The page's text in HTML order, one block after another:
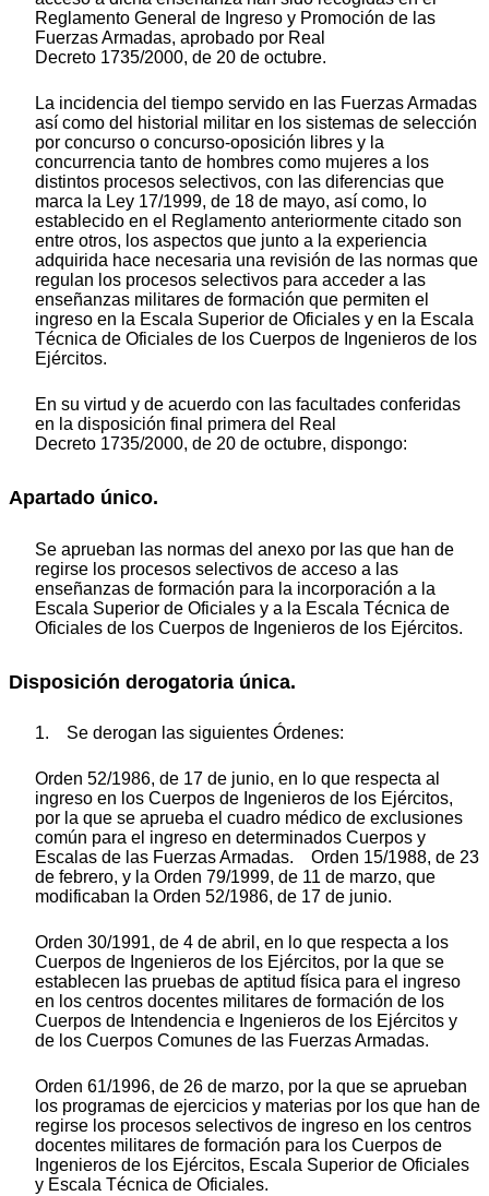
Reglamento General de Ingreso y Promoción de las
Fuerzas Armadas, aprobado por Real
Decreto 1735/2000, de 20 de octubre.
La incidencia del tiempo servido en las Fuerzas Armadas
así como del historial militar en los sistemas de selección
por concurso o concurso-oposición libres y la
concurrencia tanto de hombres como mujeres a los
distintos procesos selectivos, con las diferencias que
marca la Ley 17/1999, de 18 de mayo, así como, lo
establecido en el Reglamento anteriormente citado son
entre otros, los aspectos que junto a la experiencia
adquirida hace necesaria una revisión de las normas que
regulan los procesos selectivos para acceder a las
enseñanzas militares de formación que permiten el
ingreso en la Escala Superior de Oficiales y en la Escala
Técnica de Oficiales de los Cuerpos de Ingenieros de los
Ejércitos.
En su virtud y de acuerdo con las facultades conferidas
en la disposición final primera del Real
Decreto 1735/2000, de 20 de octubre, dispongo:
Apartado único.
Se aprueban las normas del anexo por las que han de
regirse los procesos selectivos de acceso a las
enseñanzas de formación para la incorporación a la
Escala Superior de Oficiales y a la Escala Técnica de
Oficiales de los Cuerpos de Ingenieros de los Ejércitos.
Disposición derogatoria única.
1. Se derogan las siguientes Órdenes:
Orden 52/1986, de 17 de junio, en lo que respecta al
ingreso en los Cuerpos de Ingenieros de los Ejércitos,
por la que se aprueba el cuadro médico de exclusiones
común para el ingreso en determinados Cuerpos y
Escalas de las Fuerzas Armadas. Orden 15/1988, de 23
de febrero, y la Orden 79/1999, de 11 de marzo, que
modificaban la Orden 52/1986, de 17 de junio.
Orden 30/1991, de 4 de abril, en lo que respecta a los
Cuerpos de Ingenieros de los Ejércitos, por la que se
establecen las pruebas de aptitud física para el ingreso
en los centros docentes militares de formación de los
Cuerpos de Intendencia e Ingenieros de los Ejércitos y
de los Cuerpos Comunes de las Fuerzas Armadas.
Orden 61/1996, de 26 de marzo, por la que se aprueban
los programas de ejercicios y materias por los que han de
regirse los procesos selectivos de ingreso en los centros
docentes militares de formación para los Cuerpos de
Ingenieros de los Ejércitos, Escala Superior de Oficiales
y Escala Técnica de Oficiales.